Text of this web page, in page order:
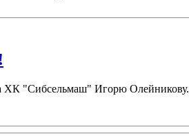
ХК "Сибсельмаш" Игорю Олейникову.